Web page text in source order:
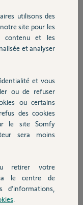
va pas être trop
utilisons des
site pour les
contenu et les
et analyser
et vous
ou de refuser
ou certains
des cookies
le site Somfy
sera moins
retirer votre
le centre de